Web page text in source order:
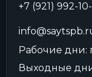
+7 (921) 992-
Рабочие дни:
Выходные